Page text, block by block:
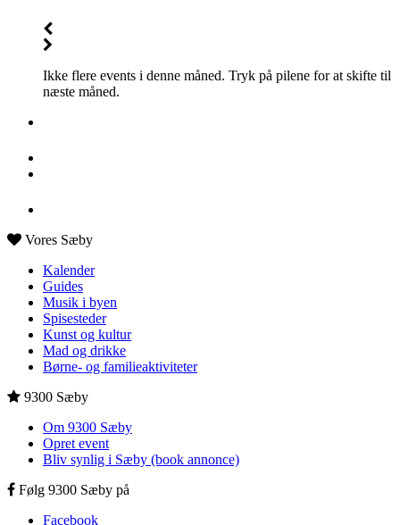
Ikke flere events i denne måned. Tryk på pilene for at skifte til
næste måned.
Vores Sæby
Kalender
Guides
Musik i byen
Spisesteder
Kunst og kultur
Mad og drikke
Børne- og familieaktiviteter
9300 Sæby
Om 9300 Sæby
Opret event
Bliv synlig i Sæby (book annonce)
Følg 9300 Sæby på
Facebook